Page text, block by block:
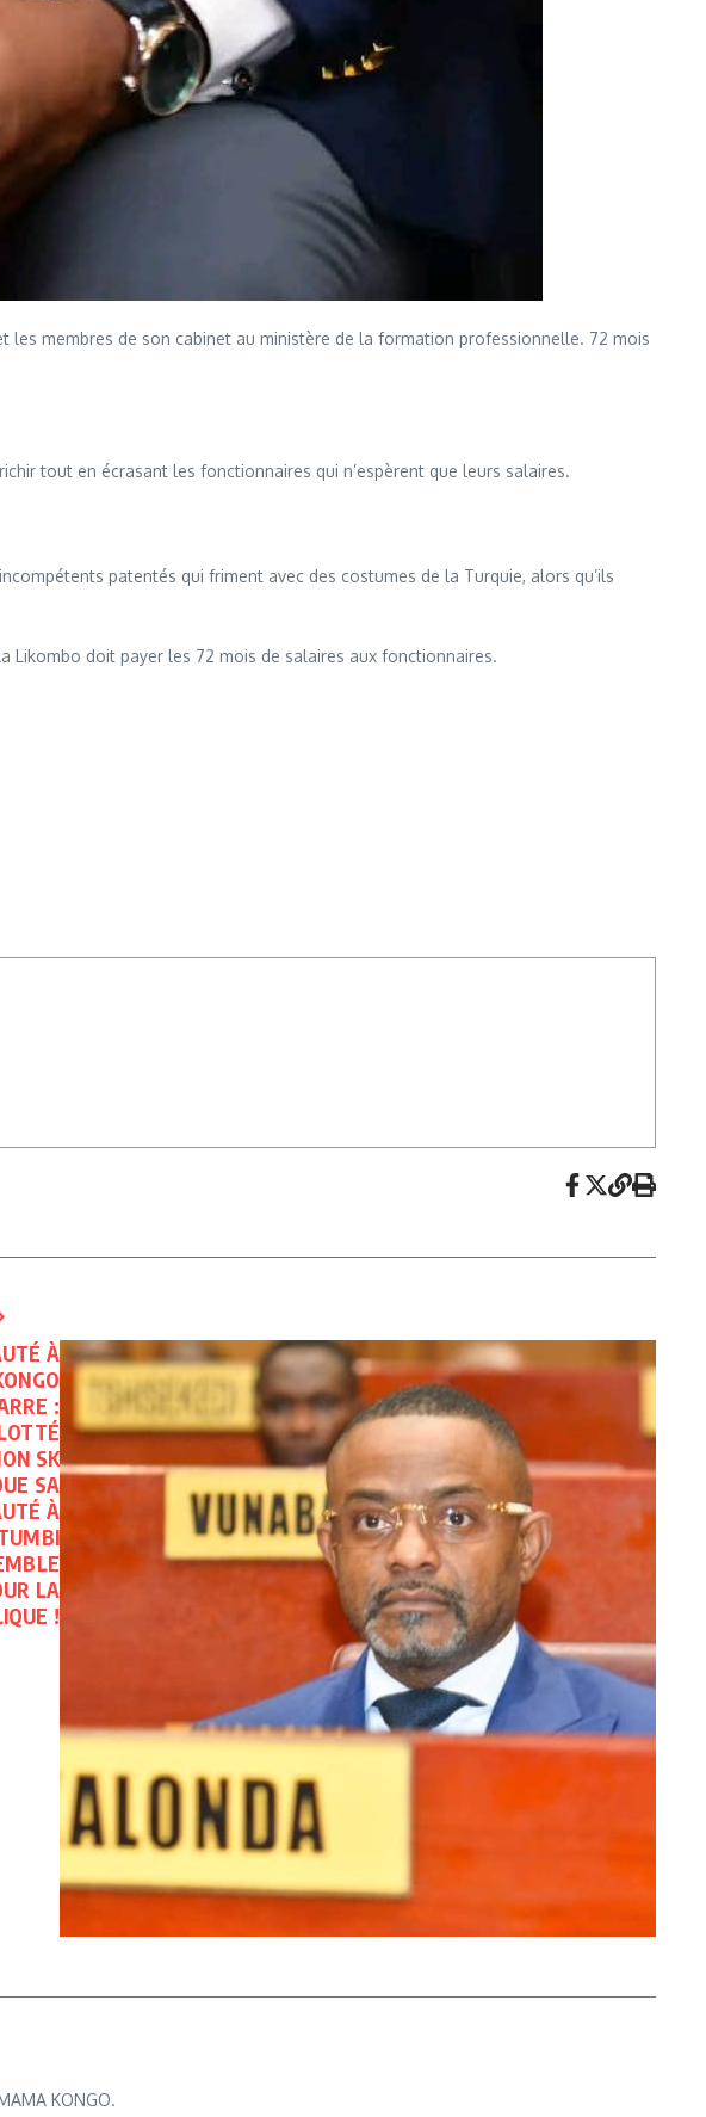
les membres de son cabinet au ministère de la formation professionnelle. 72 mois
tout en écrasant les fonctionnaires qui n’espèrent que leurs salaires.
patentés qui friment avec des costumes de la Turquie, alors qu’ils
Likombo doit payer les 72 mois de salaires aux fonctionnaires.
À
:
SK
SA
À
LA
!
KONGO.